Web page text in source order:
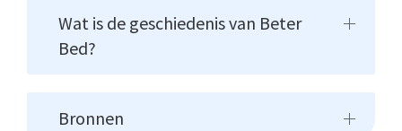
Wat is de geschiedenis van Beter
Bed?
Bronnen